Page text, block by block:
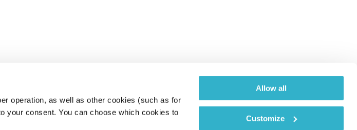
operation, as well as other cookies (such as for
your consent. You can choose which cookies to
Allow all
Customize